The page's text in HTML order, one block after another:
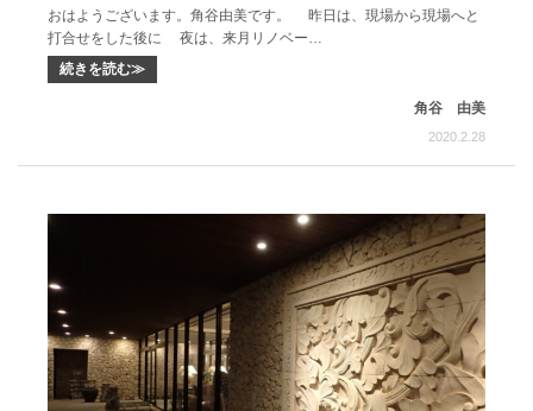
おはようございます。角谷由美です。 昨日は、現場から現場へと
打合せをした後に 夜は、来月リノベー…
続きを読む≫
角谷 由美
2020.2.28